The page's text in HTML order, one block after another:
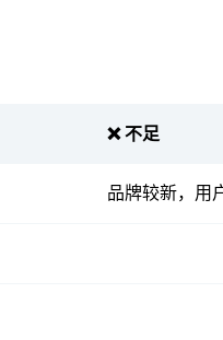
❌ 不足
品牌较新，用